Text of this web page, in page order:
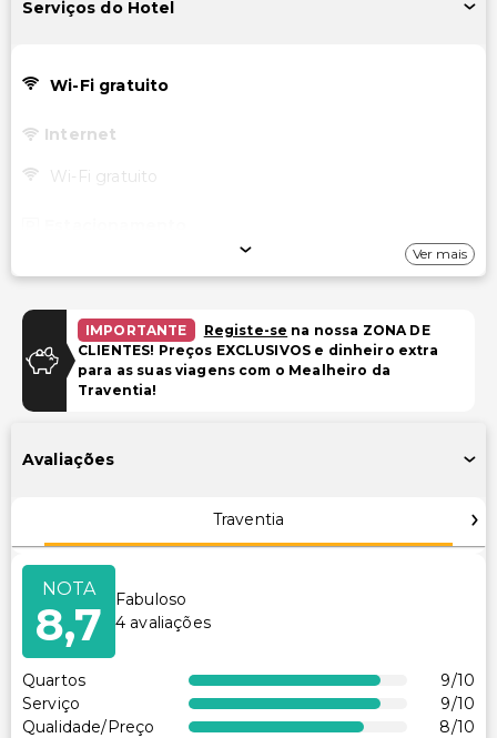
Serviços do Hotel
Wi-Fi gratuito
Internet
Wi-Fi gratuito
Piscina e Bem-estar
Piscina infantil
Instalações
Sala de jogos/arcade
Discoteca
Outros serviços
Cofre na recepção
Aluguer de bicicletas no local
Serviço de lavanderia
Ver mais
IMPORTANTE Registe-se na nossa ZONA DE
CLIENTES! Preços EXCLUSIVOS e dinheiro extra
para as suas viagens com o Mealheiro da
Traventia!
Avaliações
Traventia
NOTA
8,7
Fabuloso
4 avaliações
Quartos 9/10
Serviço
9/10
Qualidade/Preço
8/10